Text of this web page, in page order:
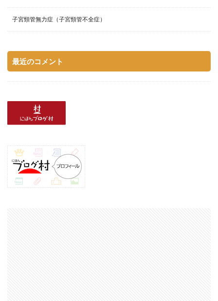
子宮頸管無力症（子宮頸管不全症）
最近のコメント